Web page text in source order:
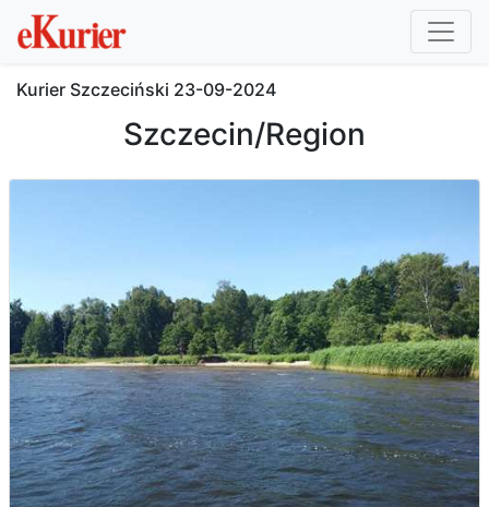
Kurier Szczeciński 23-09-2024
Szczecin/Region